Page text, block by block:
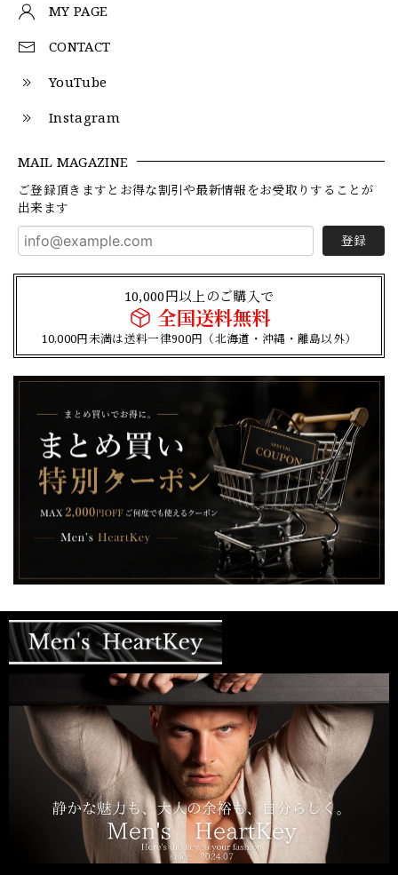
MY PAGE
CONTACT
YouTube
Instagram
MAIL MAGAZINE
ご登録頂きますとお得な割引や最新情報をお受取りすることが
出来ます
登録
10,000円以上のご購入で
全国送料無料
10,000円未満は送料一律900円（北海道・沖縄・離島以外）